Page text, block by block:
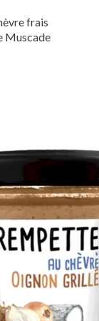
frais
Muscade